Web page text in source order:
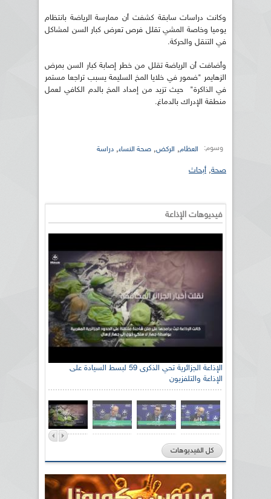
وكانت دراسات سابقة كشفت أن ممارسة الرياضة بانتظام
يوميا وخاصة المشي تقلل فرص تعرض كبار السن لمشاكل
في التنقل والحركة.
وأضافت أن الرياضة تقلل من خطر إصابة كبار السن بمرض
الزهايمر "ضمور في خلايا المخ السليمة يسبب تراجعا مستمر
في الذاكرة" حيث تزيد من إمداد المخ بالدم الكافي لعمل
منطقة الإدراك بالدماغ.
وسوم: العظام, الركض, صحة النساء, دراسة
صحة, أبحاث
فيديوهات الإذاعة
الإذاعة الجزائرية تحي الذكرى 59 لبسط السيادة على
الإذاعة والتلفزيون
كل الفيديوهات